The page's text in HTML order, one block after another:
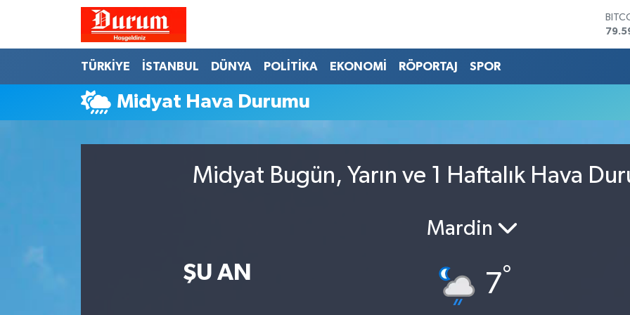
TÜRKİYE İSTANBUL DÜNYA POLİTİKA EKONOMİ RÖPORTAJ SPOR
Midyat Hava Durumu
Midyat Bugün, Yarın ve 1 Haftalık Hava
ŞU AN
Mardin
7°
Hava Durumu